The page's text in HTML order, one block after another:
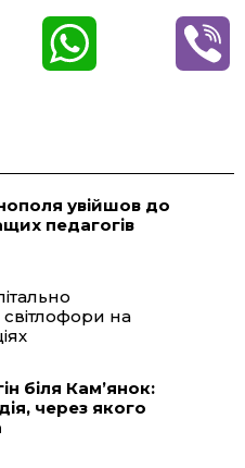
t
A
увійшов до
педагогів
на
біля Кам’янок:
через якого